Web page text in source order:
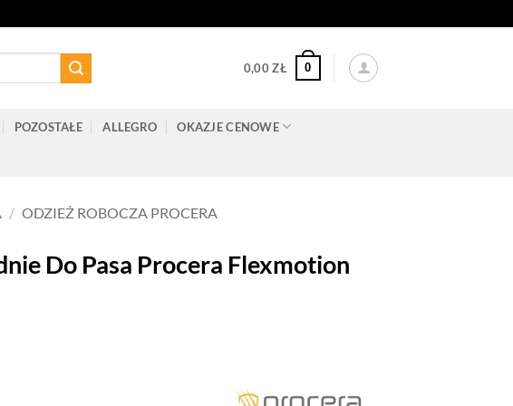
0,00ZŁ 0
POZOSTAŁE ALLEGRO OKAZJE CENOWE
/ ODZIEŻ ROBOCZA PROCERA
Do Pasa Procera Flexmotion